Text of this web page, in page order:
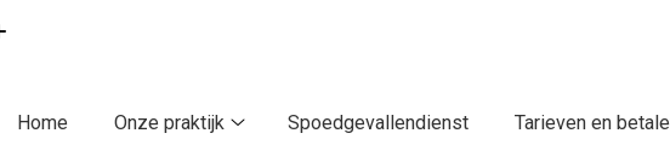
Home
Onze praktijk
Spoedgevallendienst
Tarieven en